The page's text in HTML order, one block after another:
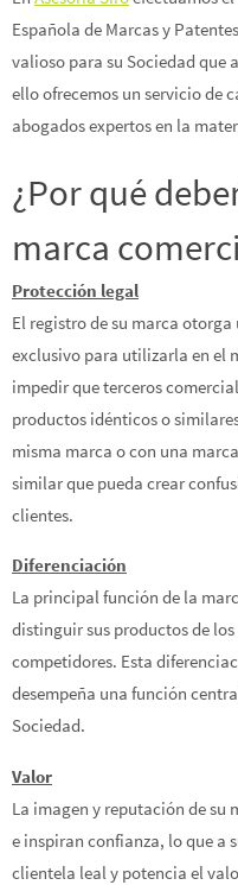
Española de Marcas y
valioso para su Sociedad
ello ofrecemos un servicio de
abogados expertos en la
¿Por qué
marca
Protección legal
El registro de su marca otorga
exclusivo para utilizarla en el
impedir que terceros
productos idénticos o
misma marca o con una
similar que pueda crear
clientes.
Diferenciación
La principal función de la
distinguir sus productos de los
competidores. Esta
desempeña una función
Sociedad.
Valor
La imagen y reputación de su
e inspiran confianza, lo que a
clientela leal y potencia el